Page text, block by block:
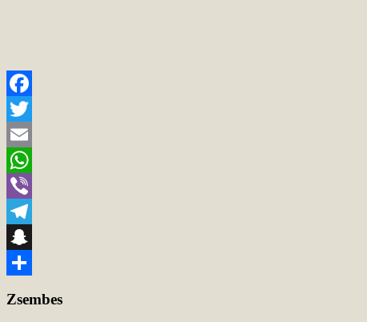
Facebook
Twitter
Email
WhatsApp
Viber
Telegram
Snapchat
Zsembes